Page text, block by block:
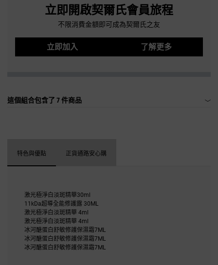
立即開啟契爾氏會員旅程
不限消費金額即可成為契爾氏之友
立即加入 了解更多
這個組合包含了 7 件商品
特色與優點 正貨通路安心購
激光極淨白淡斑精華30ml
11kDa超導全能修護露 30ML
激光極淨白淡斑精華 4ml
激光極淨白淡斑精華 4ml
冰河醣蛋白舒敏修護保濕霜7ML
冰河醣蛋白舒敏修護保濕霜7ML
冰河醣蛋白舒敏修護保濕霜7ML